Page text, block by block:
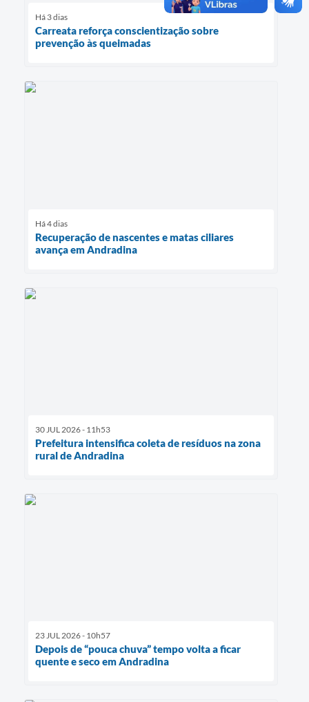
Há 3 dias
Carreata reforça conscientização sobre
prevenção às queimadas
Há 4 dias
Recuperação de nascentes e matas ciliares
avança em Andradina
30 JUL 2026 - 11h53
Prefeitura intensifica coleta de resíduos na zona
rural de Andradina
23 JUL 2026 - 10h57
Depois de “pouca chuva” tempo volta a ficar
quente e seco em Andradina